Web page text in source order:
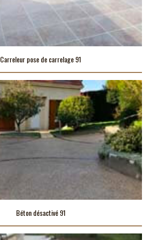
Carreleur pose de carrelage 91
Béton désactivé 91